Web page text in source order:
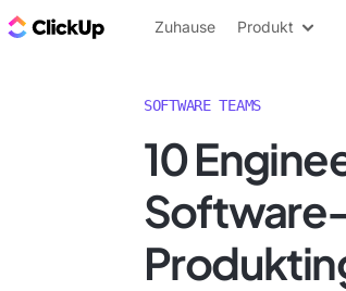
ClickUp Blog
Zuhause Produkt
SOFTWARE TEAMS
10